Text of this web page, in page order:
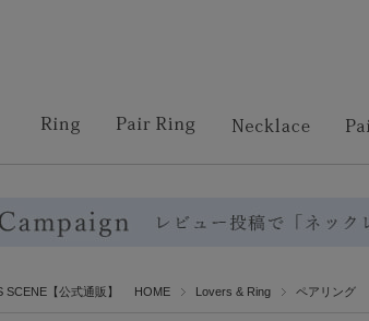
SCENE【公式通販】 HOME Lovers & Ring ペアリング